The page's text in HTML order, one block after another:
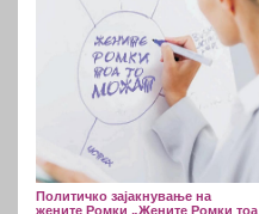
Политичко зајакнување на
жените Ромки „Жените Ромки тоа